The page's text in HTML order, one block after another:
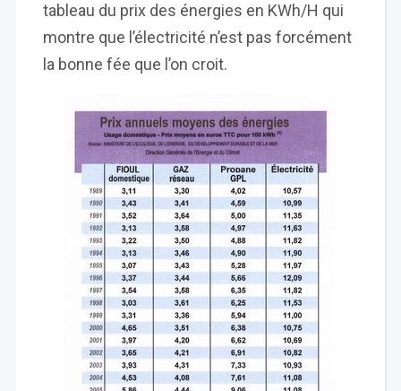
tableau du prix des énergies en KWh/H qui
montre que l’électricité n’est pas forcément
la bonne fée que l’on croit.